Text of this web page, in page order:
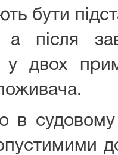
бути
а після
у двох
в судовому